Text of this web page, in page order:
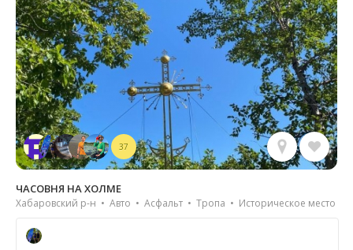
37
ЧАСОВНЯ НА ХОЛМЕ
Хабаровский р-н • Авто • Асфальт • Тропа • Историческое место